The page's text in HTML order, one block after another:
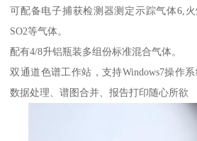
可配备电子捕获检测器测定示踪气体6,火
SO2等气体。
配有4/8升铝瓶装多组份标准混合气体。
双通道色谱工作站，支持Windows7操作
数据处理、谱图合并、报告打印随心所欲